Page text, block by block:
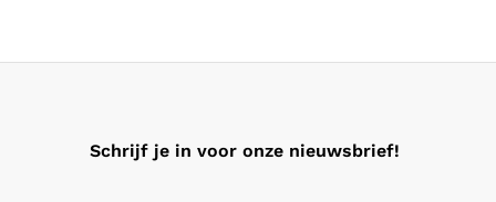
Schrijf je in voor onze nieuwsbrief!